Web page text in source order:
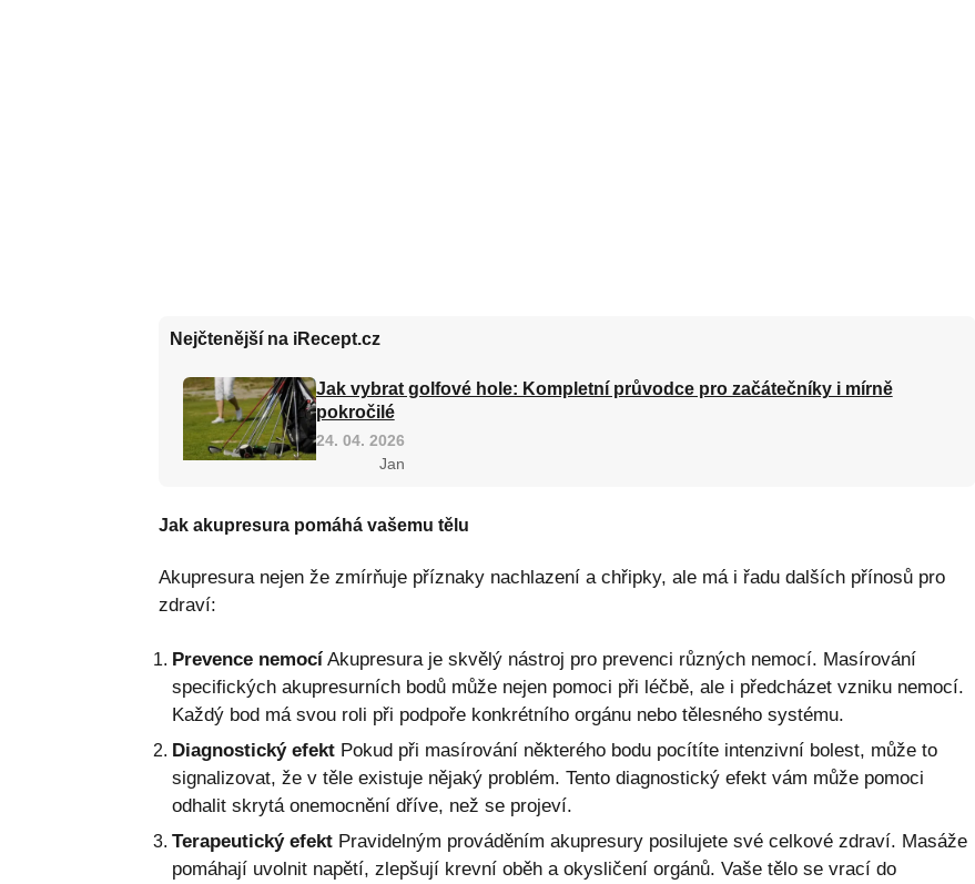
Nejčtenější na iRecept.cz
Jak vybrat golfové hole: Kompletní průvodce pro začátečníky i mírně
pokročilé
24. 04. 2026
Jan
Jak akupresura pomáhá vašemu tělu
Akupresura nejen že zmírňuje příznaky nachlazení a chřipky, ale má i řadu dalších přínosů pro
zdraví:
Prevence nemocíAkupresura je skvělý nástroj pro prevenci různých nemocí. Masírování
specifických akupresurních bodů může nejen pomoci při léčbě, ale i předcházet vzniku nemocí.
Každý bod má svou roli při podpoře konkrétního orgánu nebo tělesného systému.
Diagnostický efektPokud při masírování některého bodu pocítíte intenzivní bolest, může to
signalizovat, že v těle existuje nějaký problém. Tento diagnostický efekt vám může pomoci
odhalit skrytá onemocnění dříve, než se projeví.
Terapeutický efektPravidelným prováděním akupresury posilujete své celkové zdraví. Masáže
pomáhají uvolnit napětí, zlepšují krevní oběh a okysličení orgánů. Vaše tělo se vrací do